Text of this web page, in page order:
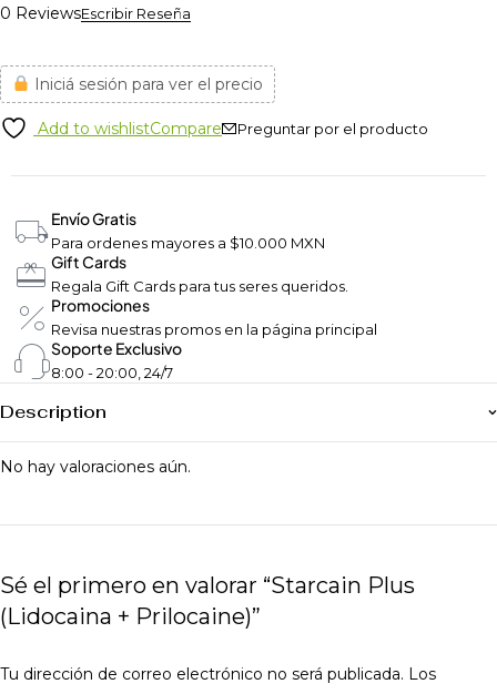
0 ReviewsEscribir Reseña
Iniciá sesión para ver el precio
Add to wishlistCompare Preguntar por el producto
Envío Gratis
Para ordenes mayores a $10.000 MXN
Gift Cards
Regala Gift Cards para tus seres queridos.
Promociones
Revisa nuestras promos en la página principal
Soporte Exclusivo
8:00 - 20:00, 24/7
Description
No hay valoraciones aún.
Sé el primero en valorar “Starcain Plus
(Lidocaina + Prilocaine)”
Tu dirección de correo electrónico no será publicada. Los